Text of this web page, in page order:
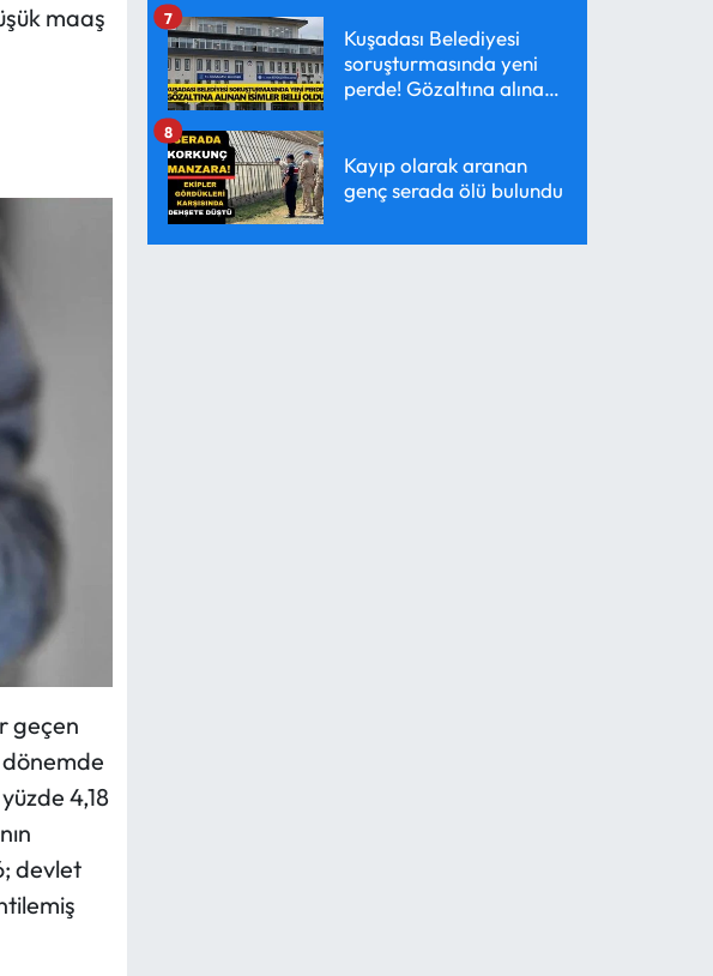
maaş
geçen
4,18
devlet
Kuşadası Belediyesi
soruşturmasında yeni
perde! Gözaltına alınan
7
Kayıp olarak aranan
genç serada ölü bulundu
8